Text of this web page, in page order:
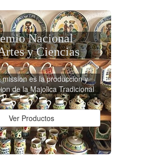
Nacional
y Ciencias
mission es la produccion y
de la Majolica Tradicional
Ver Productos